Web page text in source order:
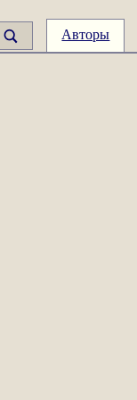
Авторы